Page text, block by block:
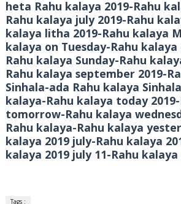
heta Rahu kalaya 2019-Rahu
Rahu kalaya july 2019-Rahu
kalaya litha 2019-Rahu kalaya
kalaya on Tuesday-Rahu kalaya
Rahu kalaya Sunday-Rahu
Rahu kalaya september 2019-
Sinhala-ada Rahu kalaya
kalaya-Rahu kalaya today
tomorrow-Rahu kalaya
Rahu kalaya-Rahu kalaya
kalaya 2019 july-Rahu kalaya
kalaya 2019 july 11-Rahu kalaya
Tags :